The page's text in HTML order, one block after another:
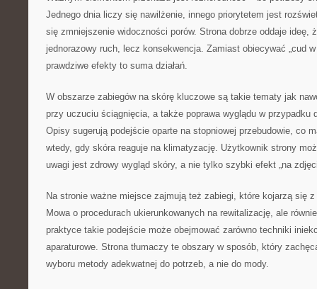
Jednego dnia liczy się nawilżenie, innego priorytetem jest
się zmniejszenie widoczności porów. Strona dobrze oddaje ideę,
jednorazowy ruch, lecz konsekwencja. Zamiast obiecywać „cud
prawdziwe efekty to suma działań.
W obszarze zabiegów na skórę kluczowe są takie tematy jak
przy uczuciu ściągnięcia, a także poprawa wyglądu w przypadku
Opisy sugerują podejście oparte na stopniowej przebudowie, co
wtedy, gdy skóra reaguje na klimatyzację. Użytkownik strony
uwagi jest zdrowy wygląd skóry, a nie tylko szybki efekt „na
Na stronie ważne miejsce zajmują też zabiegi, które kojarzą się
Mowa o procedurach ukierunkowanych na rewitalizację, ale
praktyce takie podejście może obejmować zarówno techniki
aparaturowe. Strona tłumaczy te obszary w sposób, który
wyboru metody adekwatnej do potrzeb, a nie do mody.